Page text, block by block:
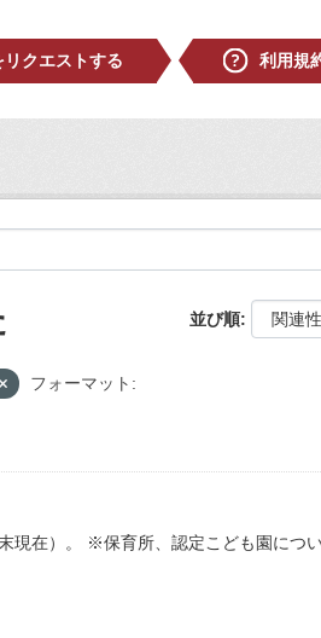
リクエストする
利用規
並び順
フォーマット:
現在）。 ※保育所、認定こども園につ